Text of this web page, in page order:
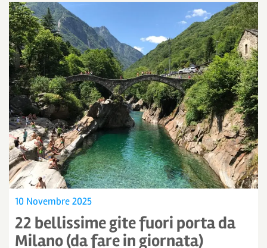
10 Novembre 2025
22 bellissime gite fuori porta da
Milano (da fare in giornata)